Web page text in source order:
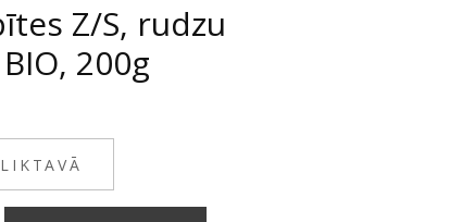
Z/S, rudzu
200g